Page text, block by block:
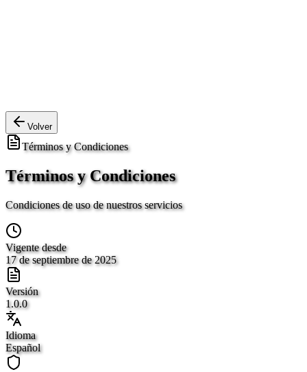
Volver
Términos y Condiciones
Términos y Condiciones
Condiciones de uso de nuestros servicios
Vigente desde
17 de septiembre de 2025
Versión
1.0.0
Idioma
Español